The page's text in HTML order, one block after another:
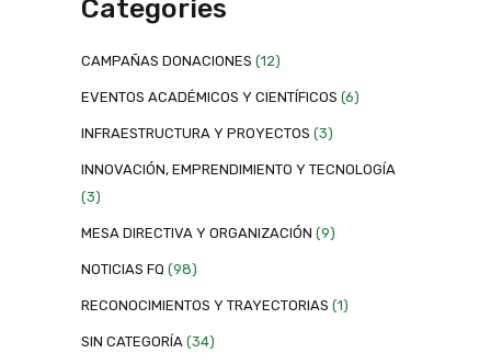
Categories
CAMPAÑAS DONACIONES (12)
EVENTOS ACADÉMICOS Y CIENTÍFICOS (6)
INFRAESTRUCTURA Y PROYECTOS (3)
INNOVACIÓN, EMPRENDIMIENTO Y TECNOLOGÍA
(3)
MESA DIRECTIVA Y ORGANIZACIÓN (9)
NOTICIAS FQ (98)
RECONOCIMIENTOS Y TRAYECTORIAS (1)
SIN CATEGORÍA (34)